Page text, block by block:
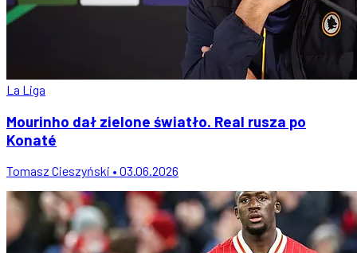
La Liga
Mourinho dał zielone światło. Real rusza po
Konaté
Tomasz Cieszyński • 03.06.2026